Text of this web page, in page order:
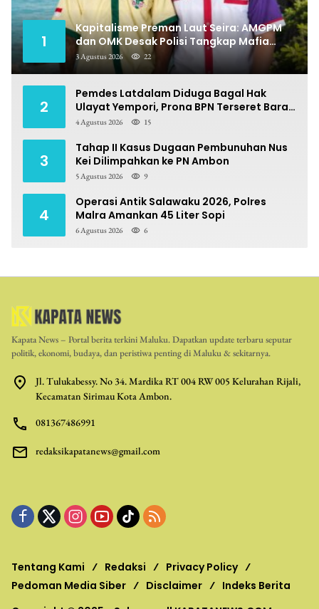
1
Kapitalisme Preman Laut Seira: AMGPM
dan OMK Desak Polisi Tangkap Mafia
Pungli
3 Agustus 2026 22
2
Pemdes Latdalam Diduga Bagal Hak
Ulayat Yempori, Prona BPN Terseret Bara
Sengketa
4 Agustus 2026 15
3
Tahap II Kasus Dugaan Pembunuhan Nus
Kei Dilimpahkan ke PN Ambon
5 Agustus 2026 9
4
Operasi Antik Salawaku 2026, Polres
Malra Amankan 45 Liter Sopi
6 Agustus 2026 6
Kapata News – Portal berita terkini Maluku. Dapatkan update terbaru seputar
politik, ekonomi, budaya, dan peristiwa penting di Maluku & sekitarnya.
Jl. Tulukabessy. No 34. Mardika RT 004 RW 005 Kelurahan Rijali,
Kecamatan Sirimau Kota Ambon.
081367486991
redaksikapatanews@gmail.com
Tentang Kami Redaksi
Privacy Policy
Pedoman Media Siber
Disclaimer
Indeks Berita